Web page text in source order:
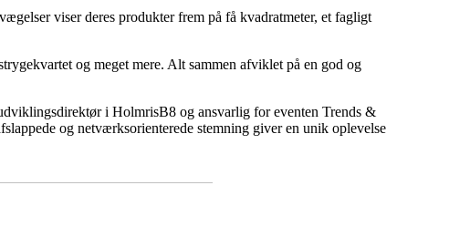
viser deres produkter frem på få kvadratmeter, et fagligt
og meget mere. Alt sammen afviklet på en god og
i HolmrisB8 og ansvarlig for eventen Trends &
og netværksorienterede stemning giver en unik oplevelse